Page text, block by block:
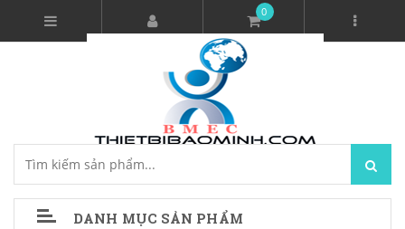
0
DANH MỤC SẢN PHẨM